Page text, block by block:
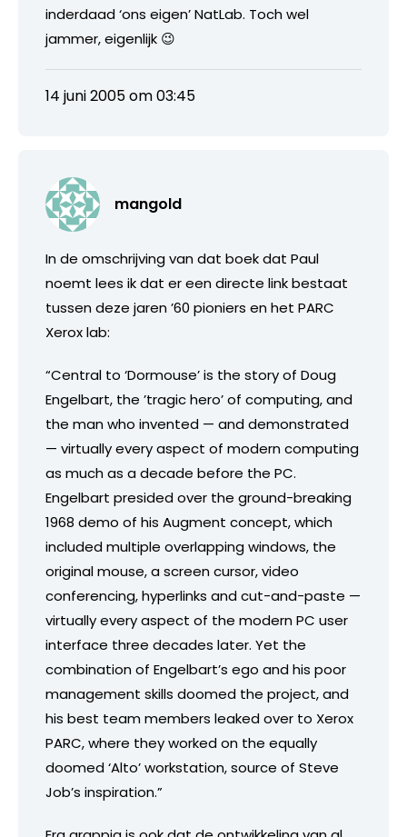
inderdaad ‘ons eigen’ NatLab. Toch wel
jammer, eigenlijk 😉
14 juni 2005 om 03:45
mangold
In de omschrijving van dat boek dat Paul
noemt lees ik dat er een directe link bestaat
tussen deze jaren ’60 pioniers en het PARC
Xerox lab:
“Central to ‘Dormouse’ is the story of Doug
Engelbart, the ’tragic hero’ of computing, and
the man who invented — and demonstrated
— virtually every aspect of modern computing
as much as a decade before the PC.
Engelbart presided over the ground-breaking
1968 demo of his Augment concept, which
included multiple overlapping windows, the
original mouse, a screen cursor, video
conferencing, hyperlinks and cut-and-paste —
virtually every aspect of the modern PC user
interface three decades later. Yet the
combination of Engelbart’s ego and his poor
management skills doomed the project, and
his best team members leaked over to Xerox
PARC, where they worked on the equally
doomed ‘Alto’ workstation, source of Steve
Job’s inspiration.”